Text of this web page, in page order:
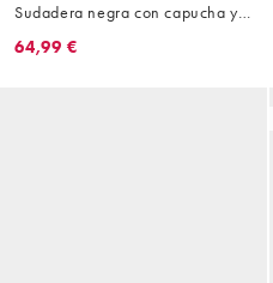
Sudadera negra con capucha y
cremallera
64,99 €